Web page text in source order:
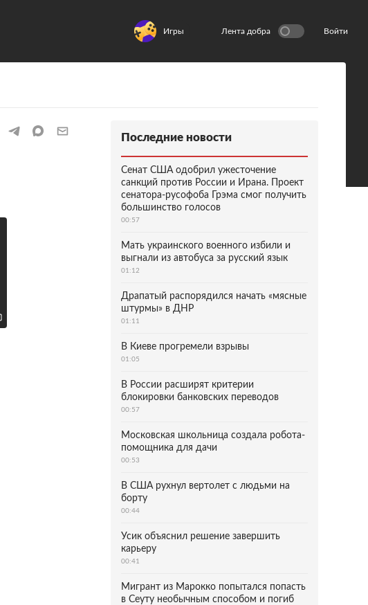
Игры Лента добра Войти
Последние новости
Сенат США одобрил ужесточение
санкций против России и Ирана. Проект
сенатора-русофоба Грэма смог получить
большинство голосов
00:57
Мать украинского военного избили и
выгнали из автобуса за русский язык
01:12
Драпатый распорядился начать «мясные
штурмы» в ДНР
01:11
В Киеве прогремели взрывы
01:05
В России расширят критерии
блокировки банковских переводов
00:57
Московская школьница создала робота-
помощника для дачи
00:53
В США рухнул вертолет с людьми на
борту
00:44
Усик объяснил решение завершить
карьеру
00:41
Мигрант из Марокко попытался попасть
в Сеуту необычным способом и погиб